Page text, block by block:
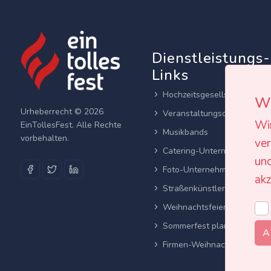
Urheberrecht © 2026
EinTollesFest. Alle Rechte
vorbehalten.
Dienstleistungs-
Links
Hochzeitsgesellschaften
Veranstaltungsortes
Musikbands
Catering-Unternehmen
Foto-Unternehmen
Straßenkünstler
Weihnachtsfeier planen
Sommerfest planen
Firmen-Weihnachtsfeier